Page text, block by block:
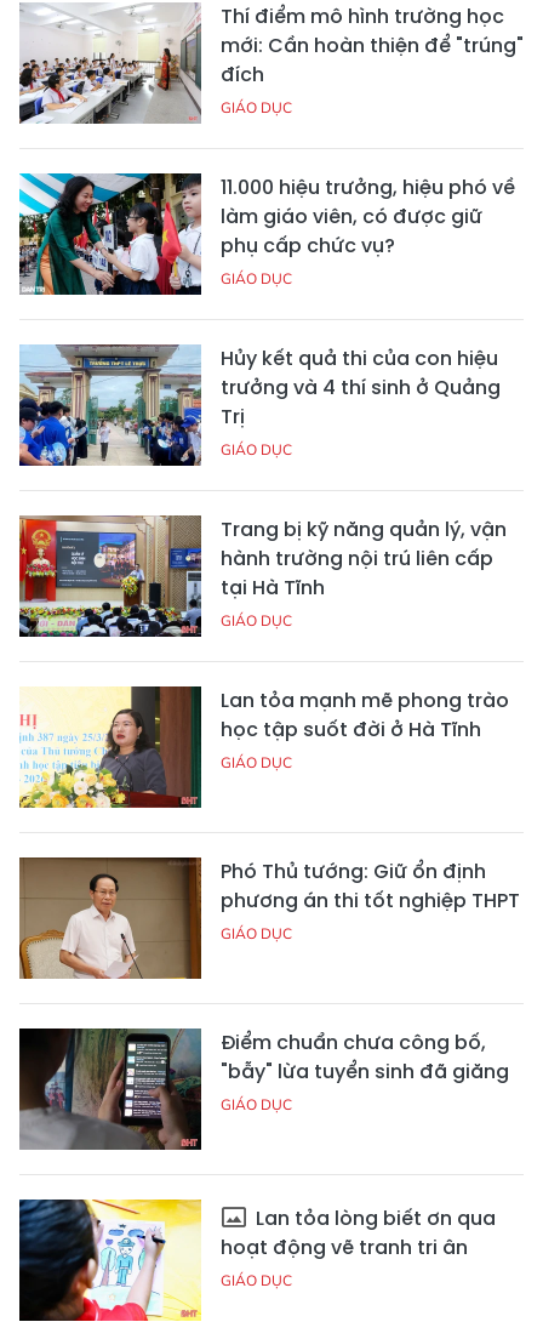
Thí điểm mô hình trường học
mới: Cần hoàn thiện để "trúng"
đích
GIÁO DỤC
11.000 hiệu trưởng, hiệu phó về
làm giáo viên, có được giữ
phụ cấp chức vụ?
GIÁO DỤC
Hủy kết quả thi của con hiệu
trưởng và 4 thí sinh ở Quảng
Trị
GIÁO DỤC
Trang bị kỹ năng quản lý, vận
hành trường nội trú liên cấp
tại Hà Tĩnh
GIÁO DỤC
Lan tỏa mạnh mẽ phong trào
học tập suốt đời ở Hà Tĩnh
GIÁO DỤC
Phó Thủ tướng: Giữ ổn định
phương án thi tốt nghiệp THPT
GIÁO DỤC
Điểm chuẩn chưa công bố,
"bẫy" lừa tuyển sinh đã giăng
GIÁO DỤC
Lan tỏa lòng biết ơn qua
hoạt động vẽ tranh tri ân
GIÁO DỤC